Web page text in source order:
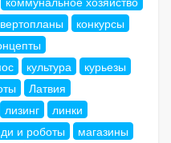
конкурсы
культура
курьезы
Латвия
лизинг
линки
и роботы
магазины